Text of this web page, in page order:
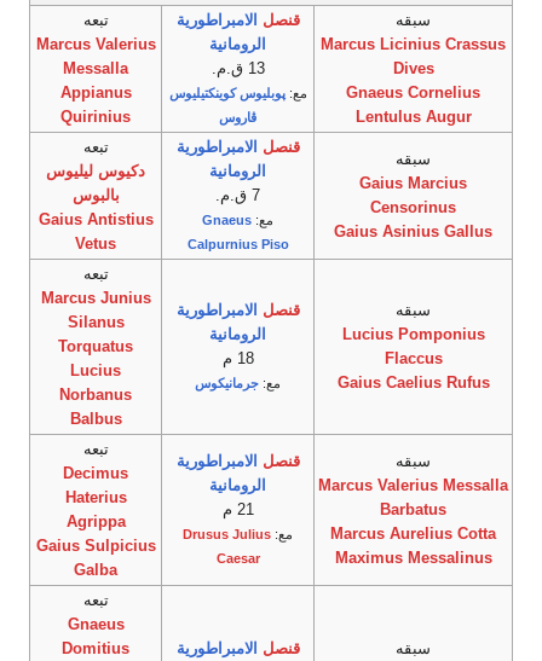
سبقه
Marcus Licinius Crassus
Dives
Gnaeus Cornelius
Lentulus Augur
قنصل الامبراطورية
الرومانية
13 ق.م.
مع:پوبليوس كوينكتيليوس
ڤاروس
تبعه
Marcus Valerius
Messalla
Appianus
Quirinius
سبقه
Gaius Marcius
Censorinus
Gaius Asinius Gallus
قنصل الامبراطورية
الرومانية
7 ق.م.
مع: Gnaeus
Calpurnius Piso
تبعه
دكيوس ليليوس
بالبوس
Gaius Antistius
Vetus
سبقه
Lucius Pomponius
Flaccus
Gaius Caelius Rufus
قنصل الامبراطورية
الرومانية
18 م
مع: جرمانيكوس
تبعه
Marcus Junius
Silanus
Torquatus
Lucius
Norbanus
Balbus
سبقه
Marcus Valerius Messalla
Barbatus
Marcus Aurelius Cotta
Maximus Messalinus
قنصل الامبراطورية
الرومانية
21 م
مع: Drusus Julius
Caesar
تبعه
Decimus
Haterius
Agrippa
Gaius Sulpicius
Galba
سبقه
قنصل الامبراطورية
تبعه
Gnaeus
Domitius